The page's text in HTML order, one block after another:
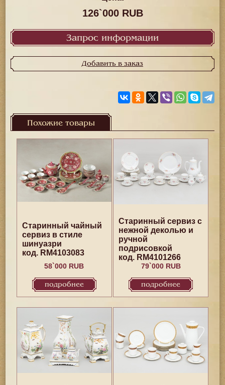
126`000 RUB
Запрос информации
Добавить в заказ
Похожие товары
Старинный чайный
сервиз в стиле
шинуазри
код. RM4103083
58`000 RUB
подробнее
Старинный сервиз с
нежной деколью и
ручной
подрисовкой
код. RM4101266
79`000 RUB
подробнее